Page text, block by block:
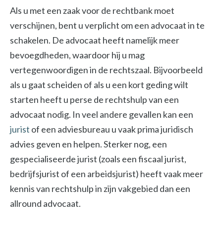
Als u met een zaak voor de rechtbank moet
verschijnen, bent u verplicht om een advocaat in te
schakelen. De advocaat heeft namelijk meer
bevoegdheden, waardoor hij u mag
vertegenwoordigen in de rechtszaal. Bijvoorbeeld
als u gaat scheiden of als u een kort geding wilt
starten heeft u perse de rechtshulp van een
advocaat nodig. In veel andere gevallen kan een
jurist of een adviesbureau u vaak prima juridisch
advies geven en helpen. Sterker nog, een
gespecialiseerde jurist (zoals een fiscaal jurist,
bedrijfsjurist of een arbeidsjurist) heeft vaak meer
kennis van rechtshulp in zijn vakgebied dan een
allround advocaat.